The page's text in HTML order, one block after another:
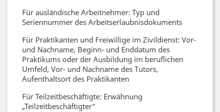
Für ausländische Arbeitnehmer: Typ und
Seriennummer des Arbeitserlaubnisdokuments
Für Praktikanten und Freiwillige im Zivildienst: Vor-
und Nachname, Beginn- und Enddatum des
Praktikums oder der Ausbildung im beruflichen
Umfeld, Vor- und Nachname des Tutors,
Aufenthaltsort des Praktikanten
Für Teilzeitbeschäftigte: Erwähnung
„Teilzeitbeschäftigter“